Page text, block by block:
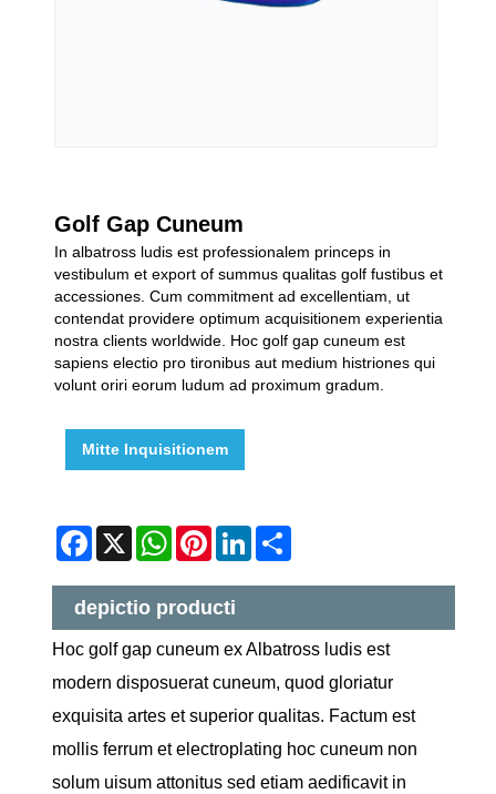
Golf Gap Cuneum
In albatross ludis est professionalem princeps in
vestibulum et export of summus qualitas golf fustibus et
accessiones. Cum commitment ad excellentiam, ut
contendat providere optimum acquisitionem experientia
nostra clients worldwide. Hoc golf gap cuneum est
sapiens electio pro tironibus aut medium histriones qui
volunt oriri eorum ludum ad proximum gradum.
Mitte Inquisitionem
Facebook
X WhatsApp
Pinterest
LinkedIn
depictio producti
Hoc golf gap cuneum ex Albatross ludis est
modern disposuerat cuneum, quod gloriatur
exquisita artes et superior qualitas. Factum est
mollis ferrum et electroplating hoc cuneum non
solum uisum attonitus sed etiam aedificavit in